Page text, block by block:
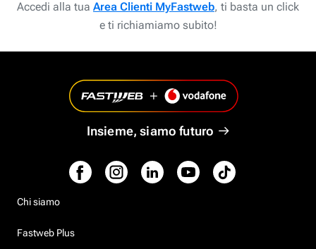
Accedi alla tua Area Clienti MyFastweb, ti basta un click
e ti richiamiamo subito!
Insieme, siamo futuro
Chi siamo
Fastweb Plus